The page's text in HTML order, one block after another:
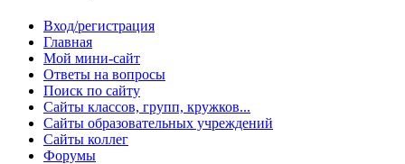
Вход/регистрация
Главная
Мой мини-сайт
Ответы на вопросы
Поиск по сайту
Сайты классов, групп, кружков...
Сайты образовательных учреждений
Сайты коллег
Форумы